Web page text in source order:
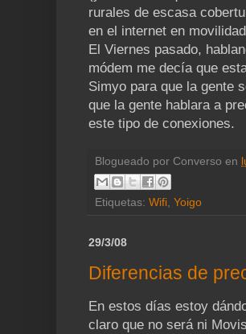
rurales de escasa
en el internet en
El Viernes pasado,
módem me decía que
Simyo para que la gente
que la gente hablara a
este tipo de conexiones.
Blogueado por Converso en
Etiquetas: Wifi, Yoigo
29/3/08
Diferencias de
En estos días estoy
claro que no será ni